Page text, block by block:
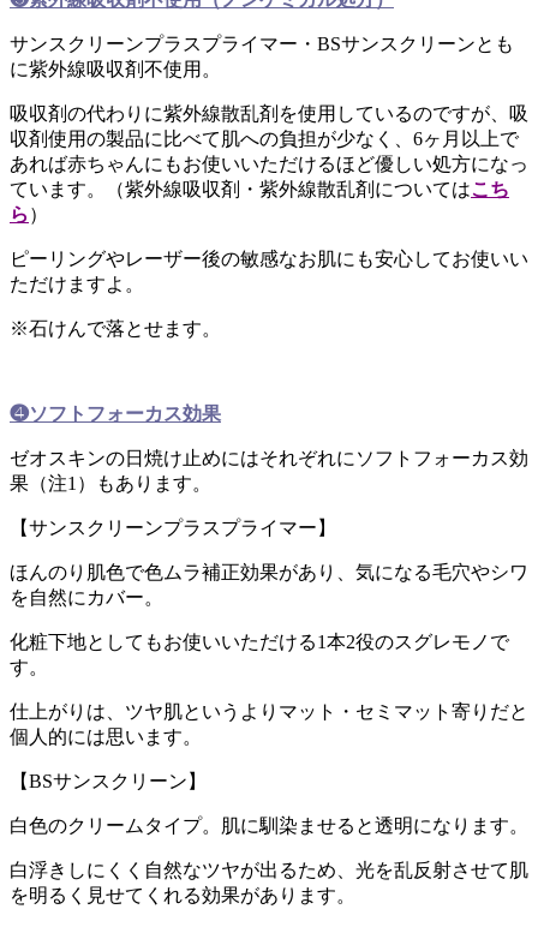
サンスクリーンプラスプライマー・BSサンスクリーンとも
に紫外線吸収剤不使用。
吸収剤の代わりに紫外線散乱剤を使用しているのですが、吸
収剤使用の製品に比べて肌への負担が少なく、6ヶ月以上で
あれば赤ちゃんにもお使いいただけるほど優しい処方になっ
ています。（紫外線吸収剤・紫外線散乱剤についてはこち
ら ）
ピーリングやレーザー後の敏感なお肌にも安心してお使いい
ただけますよ。
※石けんで落とせます。
❹ソフトフォーカス効果
ゼオスキンの日焼け止めにはそれぞれにソフトフォーカス効
果（注1）もあります。
【サンスクリーンプラスプライマー】
ほんのり肌色で色ムラ補正効果があり、気になる毛穴やシワ
を自然にカバー。
化粧下地としてもお使いいただける1本2役のスグレモノで
す。
仕上がりは、ツヤ肌というよりマット・セミマット寄りだと
個人的には思います。
【BSサンスクリーン】
白色のクリームタイプ。肌に馴染ませると透明になります。
白浮きしにくく自然なツヤが出るため、光を乱反射させて肌
を明るく見せてくれる効果があります。